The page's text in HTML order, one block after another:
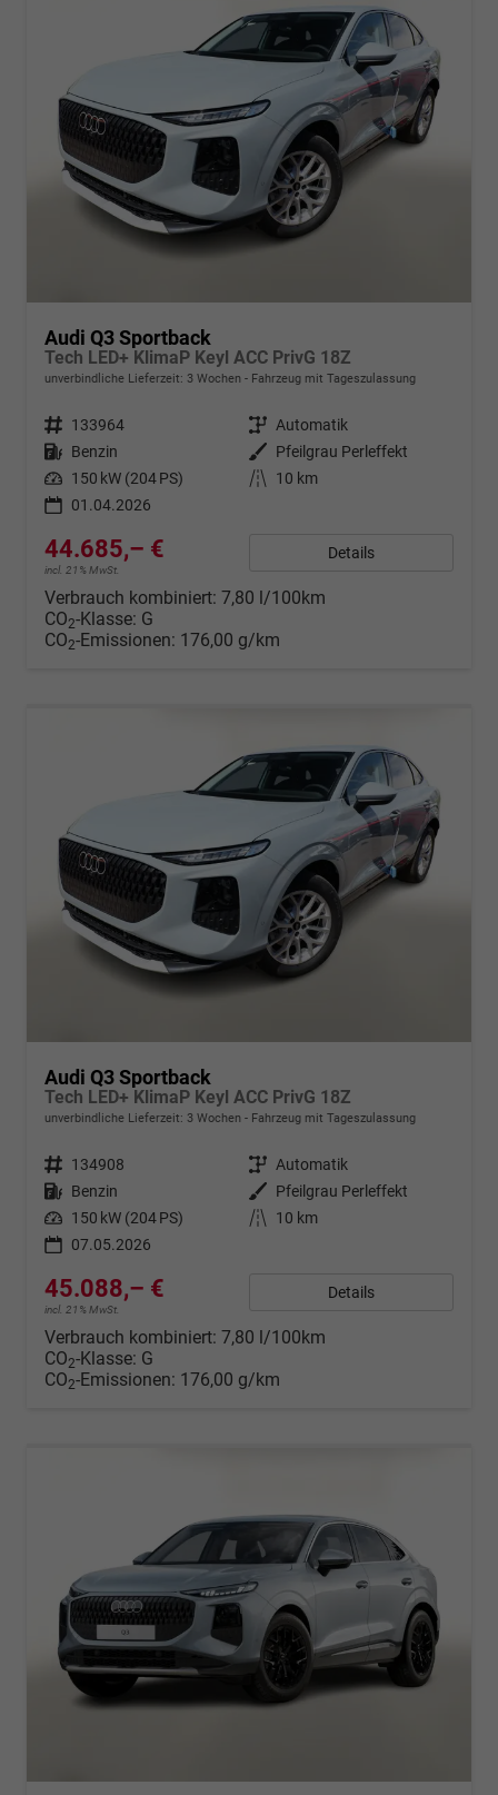
Audi Q3 Sportback
Tech LED+ KlimaP Keyl ACC PrivG 18Z
unverbindliche Lieferzeit: 3 Wochen Fahrzeug mit Tageszulassung
Fahrzeugnr. 133964 Getriebe Automatik
Kraftstoff Benzin Außenfarbe Pfeilgrau Perleffekt
Leistung 150 kW (204 PS) Kilometerstand
10 km
01.04.2026
44.685,– €
incl. 21% MwSt.
Details
Verbrauch kombiniert: 7,80 l/100km
CO2-Klasse: G
CO2-Emissionen: 176,00 g/km
Audi Q3 Sportback
Tech LED+ KlimaP Keyl ACC PrivG 18Z
unverbindliche Lieferzeit: 3 Wochen Fahrzeug mit Tageszulassung
Fahrzeugnr. 134908 Getriebe Automatik
Kraftstoff Benzin Außenfarbe Pfeilgrau Perleffekt
Leistung 150 kW (204 PS) Kilometerstand
10 km
07.05.2026
45.088,– €
incl. 21% MwSt.
Details
Verbrauch kombiniert: 7,80 l/100km
CO2-Klasse: G
CO2-Emissionen: 176,00 g/km